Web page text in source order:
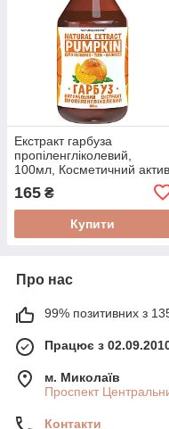
Екстракт гарбуза
пропіленгліколевий,
100мл, Косметичний актив
165 ₴
Купити
Про нас
99% позитивних з 135
Працює з
м. Миколаїв
Проспект
Контакти